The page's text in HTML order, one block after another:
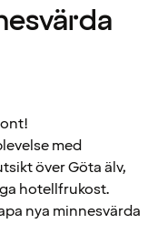
med
över Göta älv,
hotellfrukost.
nya minnesvärda